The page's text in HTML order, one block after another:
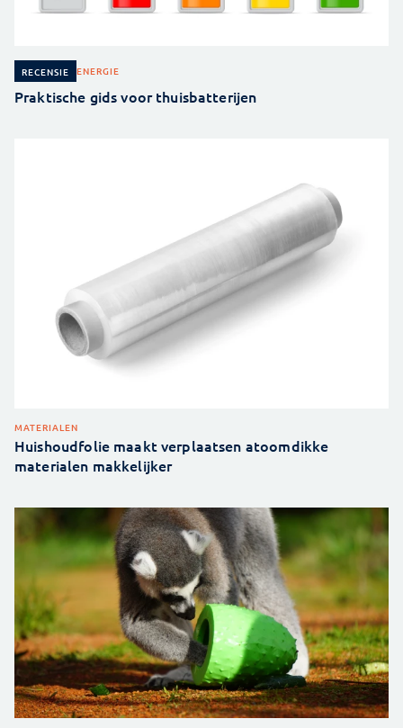
RECENSIE ENERGIE
Praktische gids voor thuisbatterijen
MATERIALEN
Huishoudfolie maakt verplaatsen atoomdikke
materialen makkelijker